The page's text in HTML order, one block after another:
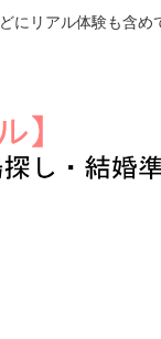
にリアル体験も含め